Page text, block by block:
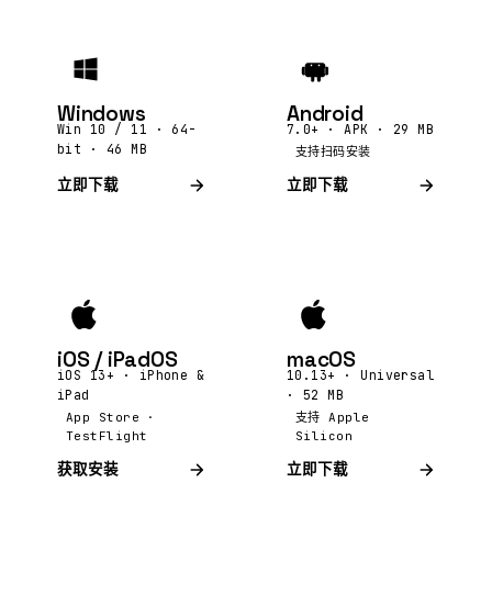
Windows
Win 10 / 11 · 64-
bit · 46 MB
立即下载
Android
7.0+ · APK · 29 MB
支持扫码安装
立即下载
iOS / iPadOS
iOS 13+ · iPhone &
iPad
App Store ·
TestFlight
获取安装
macOS
10.13+ · Universal
· 52 MB
支持 Apple
Silicon
立即下载